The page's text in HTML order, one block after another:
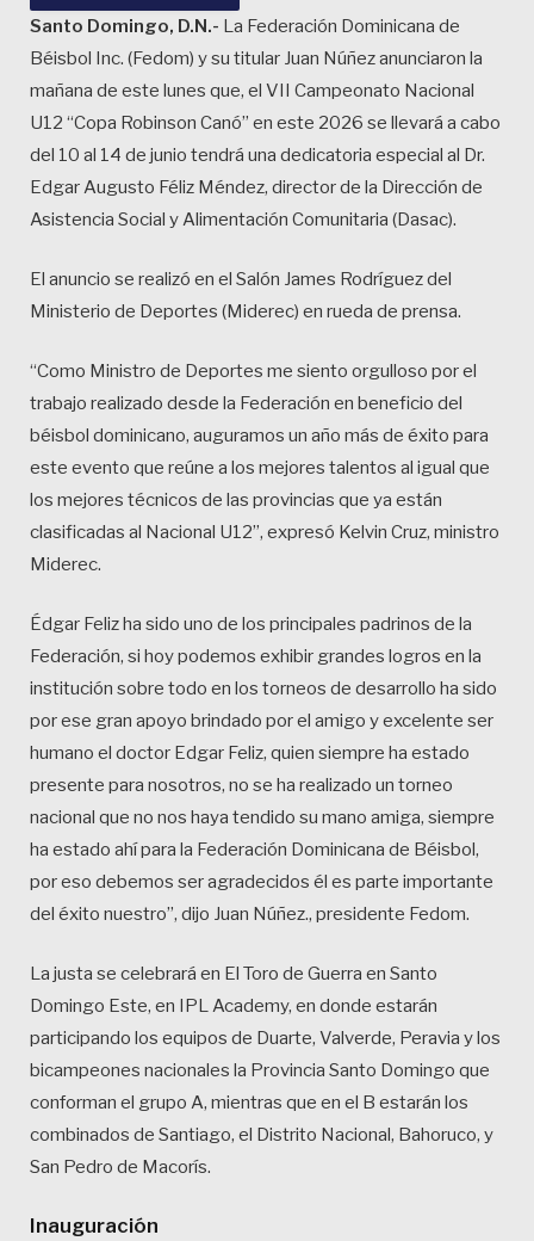
Santo Domingo, D.N.- La Federación Dominicana de
Béisbol Inc. (Fedom) y su titular Juan Núñez anunciaron la
mañana de este lunes que, el VII Campeonato Nacional
U12 “Copa Robinson Canó” en este 2026 se llevará a cabo
del 10 al 14 de junio tendrá una dedicatoria especial al Dr.
Edgar Augusto Féliz Méndez, director de la Dirección de
Asistencia Social y Alimentación Comunitaria (Dasac).
El anuncio se realizó en el Salón James Rodríguez del
Ministerio de Deportes (Miderec) en rueda de prensa.
“Como Ministro de Deportes me siento orgulloso por el
trabajo realizado desde la Federación en beneficio del
béisbol dominicano, auguramos un año más de éxito para
este evento que reúne a los mejores talentos al igual que
los mejores técnicos de las provincias que ya están
clasificadas al Nacional U12”, expresó Kelvin Cruz, ministro
Miderec.
Édgar Feliz ha sido uno de los principales padrinos de la
Federación, si hoy podemos exhibir grandes logros en la
institución sobre todo en los torneos de desarrollo ha sido
por ese gran apoyo brindado por el amigo y excelente ser
humano el doctor Edgar Feliz, quien siempre ha estado
presente para nosotros, no se ha realizado un torneo
nacional que no nos haya tendido su mano amiga, siempre
ha estado ahí para la Federación Dominicana de Béisbol,
por eso debemos ser agradecidos él es parte importante
del éxito nuestro”, dijo Juan Núñez., presidente Fedom.
La justa se celebrará en El Toro de Guerra en Santo
Domingo Este, en IPL Academy, en donde estarán
participando los equipos de Duarte, Valverde, Peravia y los
bicampeones nacionales la Provincia Santo Domingo que
conforman el grupo A, mientras que en el B estarán los
combinados de Santiago, el Distrito Nacional, Bahoruco, y
San Pedro de Macorís.
Inauguración